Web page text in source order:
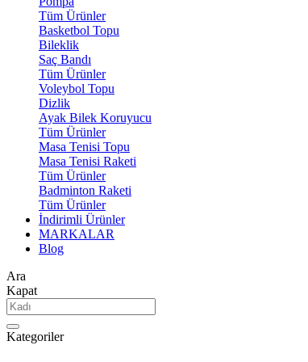
Tüm Ürünler
Basketbol Topu
Bileklik
Saç Bandı
Tüm Ürünler
Voleybol Topu
Dizlik
Ayak Bilek Koruyucu
Tüm Ürünler
Masa Tenisi Topu
Masa Tenisi Raketi
Tüm Ürünler
Badminton Raketi
Tüm Ürünler
İndirimli Ürünler
MARKALAR
Blog
Ara
Kapat
Kategoriler